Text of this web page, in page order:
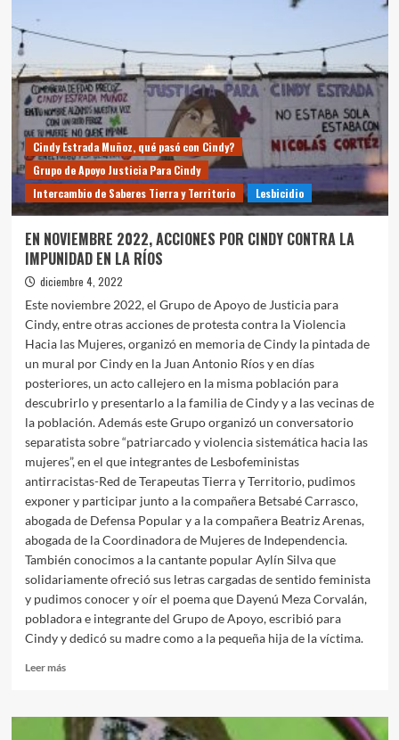
Cindy Estrada Muñoz, qué pasó con Cindy?
Grupo de Apoyo Justicia Para Cindy
Intercambio de Saberes Tierra y Territorio
Lesbicidio
EN NOVIEMBRE 2022, ACCIONES POR CINDY CONTRA LA
IMPUNIDAD EN LA RÍOS
diciembre 4, 2022
Este noviembre 2022, el Grupo de Apoyo de Justicia para
Cindy, entre otras acciones de protesta contra la Violencia
Hacia las Mujeres, organizó en memoria de Cindy la pintada de
un mural por Cindy en la Juan Antonio Ríos y en días
posteriores, un acto callejero en la misma población para
descubrirlo y presentarlo a la familia de Cindy y a las vecinas de
la población. Además este Grupo organizó un conversatorio
separatista sobre “patriarcado y violencia sistemática hacia las
mujeres”, en el que integrantes de Lesbofeministas
antirracistas-Red de Terapeutas Tierra y Territorio, pudimos
exponer y participar junto a la compañera Betsabé Carrasco,
abogada de Defensa Popular y a la compañera Beatriz Arenas,
abogada de la Coordinadora de Mujeres de Independencia.
También conocimos a la cantante popular Aylín Silva que
solidariamente ofreció sus letras cargadas de sentido feminista
y pudimos conocer y oír el poema que Dayenú Meza Corvalán,
pobladora e integrante del Grupo de Apoyo, escribió para
Cindy y dedicó su madre como a la pequeña hija de la víctima.
Leer másLeer
EN
NOVIEMBRE